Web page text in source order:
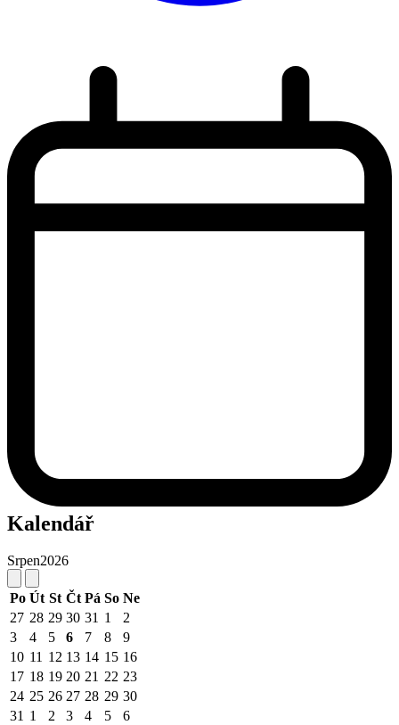
Kalendář
Srpen2026
Po Út St Čt Pá So Ne
27 28 29 30 31 1
2
3
4 5 6 7 8
9
10 11 12 13 14 15 16
17 18 19 20 21 22 23
24 25 26 27 28 29 30
31 1 2 3 4 5 6